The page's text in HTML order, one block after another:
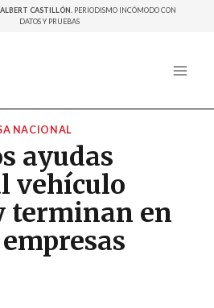
CASTILLÓN. PERIODISMO INCÓMODO CON
DATOS Y PRUEBAS
NACIONAL
ayudas
vehículo
terminan en